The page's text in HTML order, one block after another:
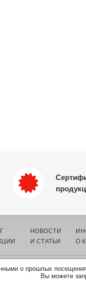
о прошлых
Вы можете
НОВОСТИ
И СТАТЬИ
О